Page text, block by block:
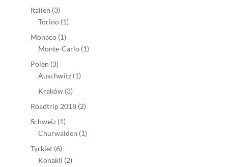
Italien (3)
Torino(1)
Monaco(1)
Monte-Carlo(1)
Polen (3)
Auschwitz(1)
Kraków(3)
Roadtrip 2018(2)
Schweiz(1)
Churwalden (1)
Tyrkiet(6)
Konakli (2)